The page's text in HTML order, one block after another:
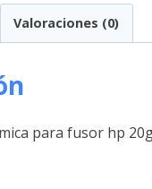
Valoraciones (0)
para fusor hp